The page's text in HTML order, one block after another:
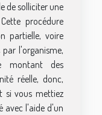
de solliciter une
procédure
partielle, voire
l'organisme,
montant des
réelle, donc,
si vous mettiez
avec l'aide d'un